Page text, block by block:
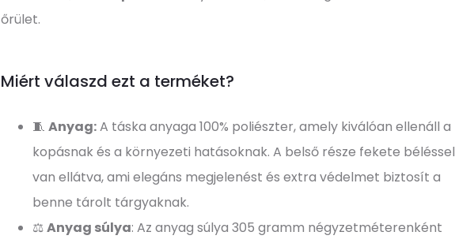
őrület.
Miért válaszd ezt a terméket?
🧵Anyag:A táska anyaga 100% poliészter, amely kiválóan ellenáll a
kopásnak és a környezeti hatásoknak. A belső része fekete béléssel
van ellátva, ami elegáns megjelenést és extra védelmet biztosít a
benne tárolt tárgyaknak.
⚖️Anyag súlya: Az anyag súlya 305 gramm négyzetméterenként